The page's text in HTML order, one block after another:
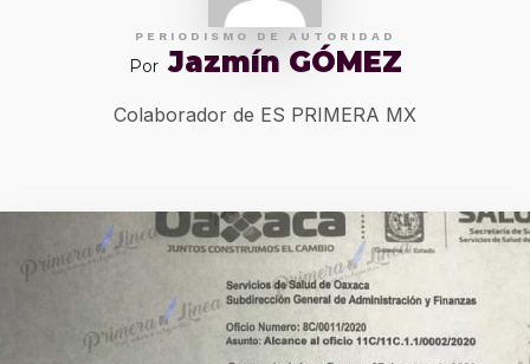
PERIODISMO DE AUTORIDAD
Por Jazmín GÓMEZ
Colaborador de ES PRIMERA MX